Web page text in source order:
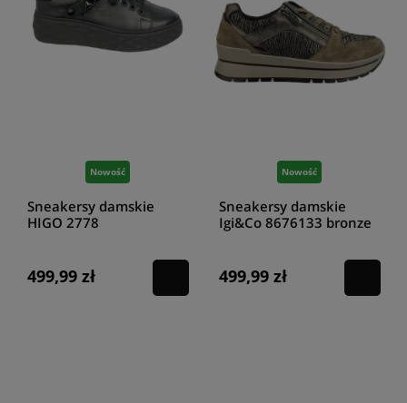
Nowość
Sneakersy damskie
HIGO 2778
499,99 zł
Nowość
Sneakersy damskie
Igi&Co 8676133 bronze
499,99 zł